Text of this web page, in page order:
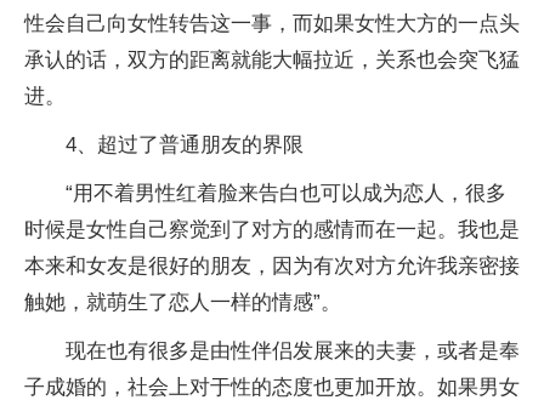
性会自己向女性转告这一事，而如果女性大方的一点头
承认的话，双方的距离就能大幅拉近，关系也会突飞猛
进。
4、超过了普通朋友的界限
“用不着男性红着脸来告白也可以成为恋人，很多
时候是女性自己察觉到了对方的感情而在一起。我也是
本来和女友是很好的朋友，因为有次对方允许我亲密接
触她，就萌生了恋人一样的情感”。
现在也有很多是由性伴侣发展来的夫妻，或者是奉
子成婚的，社会上对于性的态度也更加开放。如果男女